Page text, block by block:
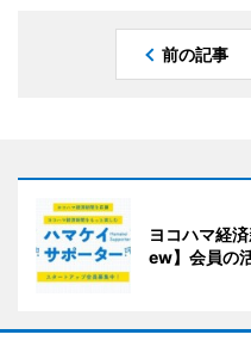
前の記事
ヨコハマ経
ew】会員の